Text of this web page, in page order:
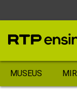
MUSEUS